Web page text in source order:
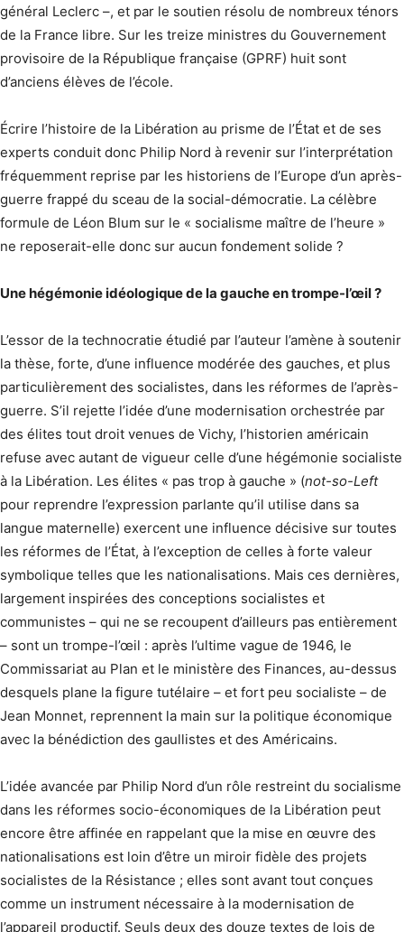
général Leclerc –, et par le soutien résolu de nombreux ténors
de la France libre. Sur les treize ministres du Gouvernement
provisoire de la République française (GPRF) huit sont
d’anciens élèves de l’école.
Écrire l’histoire de la Libération au prisme de l’État et de ses
experts conduit donc Philip Nord à revenir sur l’interprétation
fréquemment reprise par les historiens de l’Europe d’un après-
guerre frappé du sceau de la social-démocratie. La célèbre
formule de Léon Blum sur le « socialisme maître de l’heure »
ne reposerait-elle donc sur aucun fondement solide ?
Une hégémonie idéologique de la gauche en trompe-l’œil ?
L’essor de la technocratie étudié par l’auteur l’amène à soutenir
la thèse, forte, d’une influence modérée des gauches, et plus
particulièrement des socialistes, dans les réformes de l’après-
guerre. S’il rejette l’idée d’une modernisation orchestrée par
des élites tout droit venues de Vichy, l’historien américain
refuse avec autant de vigueur celle d’une hégémonie socialiste
à la Libération. Les élites « pas trop à gauche » (not-so-Left
pour reprendre l’expression parlante qu’il utilise dans sa
langue maternelle) exercent une influence décisive sur toutes
les réformes de l’État, à l’exception de celles à forte valeur
symbolique telles que les nationalisations. Mais ces dernières,
largement inspirées des conceptions socialistes et
communistes – qui ne se recoupent d’ailleurs pas entièrement
– sont un trompe-l’œil : après l’ultime vague de 1946, le
Commissariat au Plan et le ministère des Finances, au-dessus
desquels plane la figure tutélaire – et fort peu socialiste – de
Jean Monnet, reprennent la main sur la politique économique
avec la bénédiction des gaullistes et des Américains.
L’idée avancée par Philip Nord d’un rôle restreint du socialisme
dans les réformes socio-économiques de la Libération peut
encore être affinée en rappelant que la mise en œuvre des
nationalisations est loin d’être un miroir fidèle des projets
socialistes de la Résistance ; elles sont avant tout conçues
comme un instrument nécessaire à la modernisation de
l’appareil productif. Seuls deux des douze textes de lois de